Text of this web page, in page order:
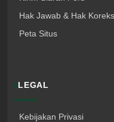
Hak Jawab & Hak
Peta Situs
LEGAL
Kebijakan Privasi